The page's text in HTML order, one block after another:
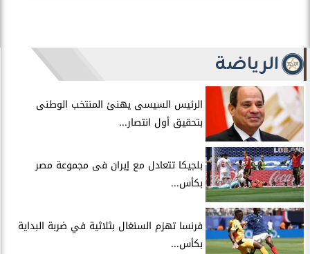
الرياضة
الرئيس السيسى يهنئ المنتخب الوطنى
بتحقيق أول انتصار...
بلجيكا تتعادل مع إيران فى مجموعة مصر
بكأس...
فرنسا تهزم السنغال بثلاثية في ضربة البداية
بكأس...